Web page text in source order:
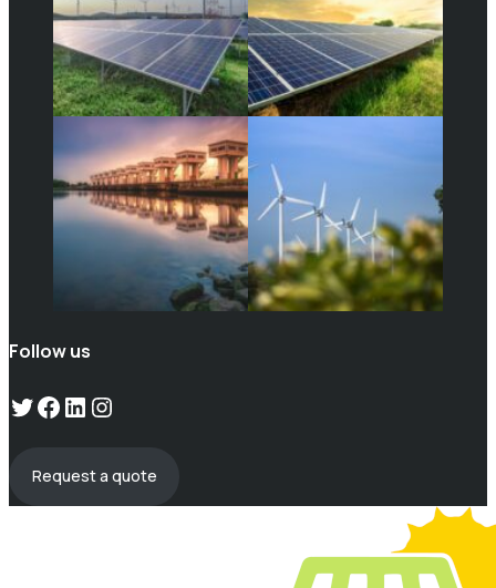
Follow us
Twitter
Facebook
LinkedIn
Instagram
Request a quote